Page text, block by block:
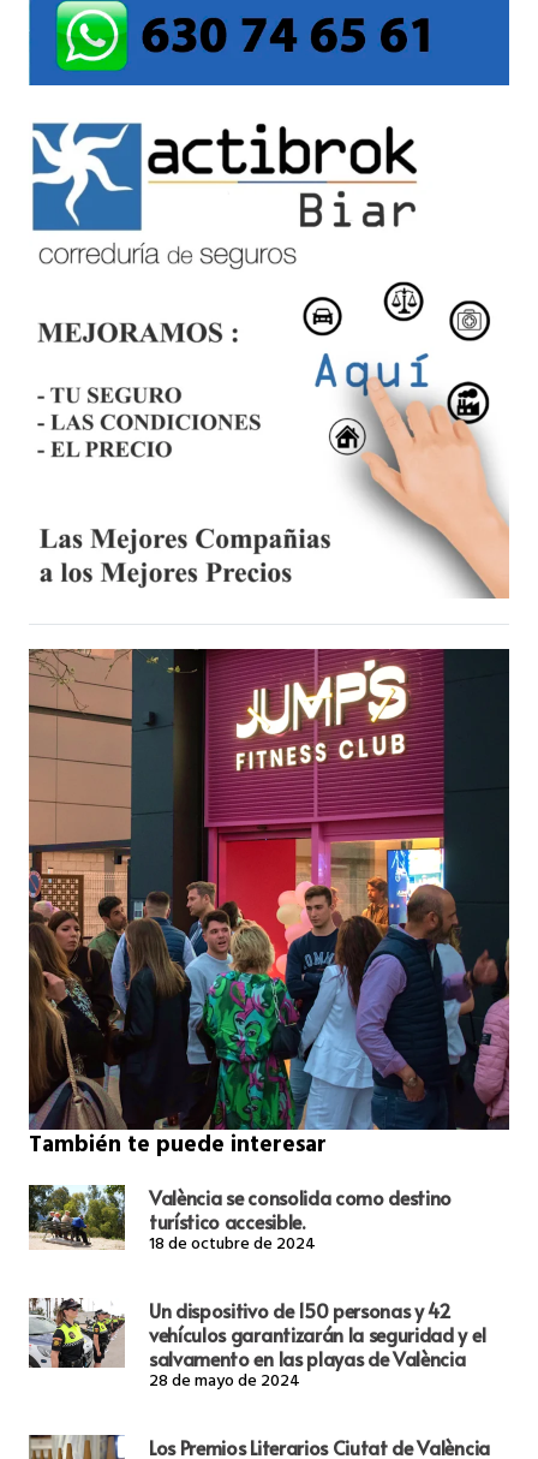
También te puede interesar
València se consolida como destino
turístico accesible.
18 de octubre de 2024
Un dispositivo de 150 personas y 42
vehículos garantizarán la seguridad y el
salvamento en las playas de València
28 de mayo de 2024
Los Premios Literarios Ciutat de València